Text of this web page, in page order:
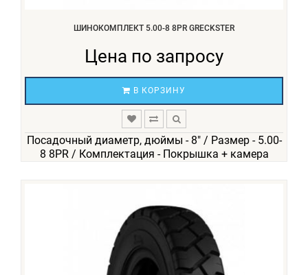
ШИНОКОМПЛЕКТ 5.00-8 8PR GRECKSTER
Цена по запросу
В КОРЗИНУ
Посадочный диаметр, дюймы - 8" / Размер - 5.00-
8 8PR / Комплектация - Покрышка + камера